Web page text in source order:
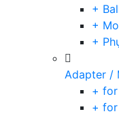
+
+
+
Adapter /
+ for
+ for